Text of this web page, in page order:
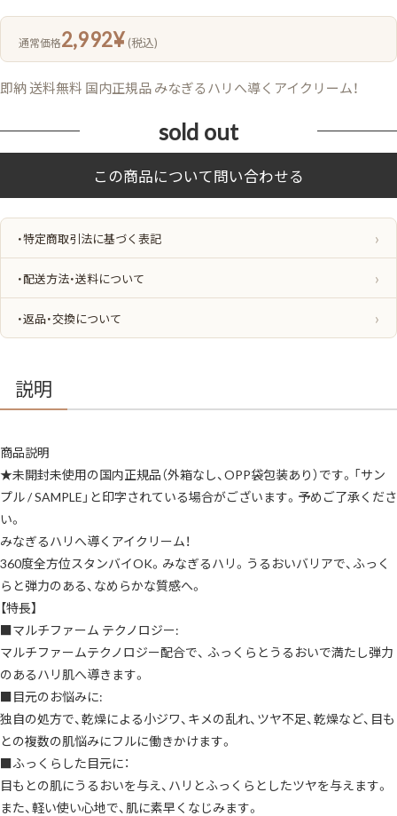
通常価格2,992¥ (税込)
即納 送料無料 国内正規品 みなぎるハリへ導くアイクリーム！
sold out
・特定商取引法に基づく表記
・配送方法・送料について
・返品・交換について
説明
商品説明
★未開封未使用の国内正規品（外箱なし、OPP袋包装あり）です。「サン
プル / SAMPLE」と印字されている場合がございます。予めご了承くださ
い。
みなぎるハリへ導くアイクリーム！
360度全方位スタンバイOK。みなぎるハリ。うるおいバリアで、ふっく
らと弾力のある、なめらかな質感へ。
【特長】
■マルチファーム テクノロジー:
マルチファームテクノロジー配合で、 ふっくらとうるおいで満たし弾力
のあるハリ肌へ導きます。
■目元のお悩みに:
独自の処方で、乾燥による小ジワ、キメの乱れ、ツヤ不足、乾燥など、目も
との複数の肌悩みにフルに働きかけます。
■ふっくらした目元に：
目もとの肌にうるおいを与え、ハリとふっくらとしたツヤを与えます。
また、軽い使い心地で、肌に素早くなじみます。